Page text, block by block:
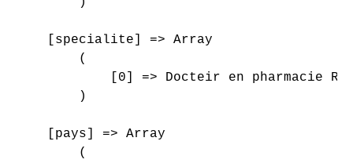
    [specialite] => Array
        (
[0] => Docteir en pharmacie
        )
    [pays] => Array
        (